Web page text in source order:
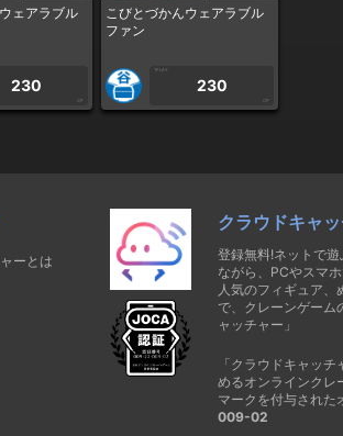
ェアラブル
230
CP
こびとづかんウェアラブル
ファン
1PLAY
230
CP
ーとは
クラウドキャ
登録無料!ネットで
ながら、PCやスマ
人気のフィギュア
で、クレーンゲーム
ャッチャー」
「クラウドキャッ
めるオンラインクレ
マークを付与された
009-02